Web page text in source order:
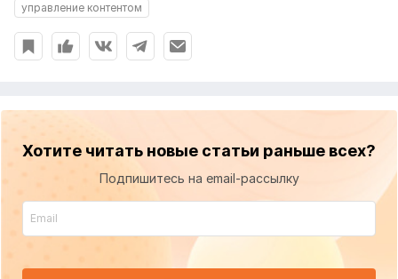
управление контентом
Хотите читать новые статьи раньше всех?
Подпишитесь на email-рассылку